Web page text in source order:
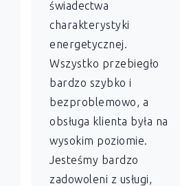
świadectwa
charakterystyki
energetycznej.
Wszystko przebiegło
bardzo szybko i
bezproblemowo, a
obsługa klienta była na
wysokim poziomie.
Jesteśmy bardzo
zadowoleni z usługi,